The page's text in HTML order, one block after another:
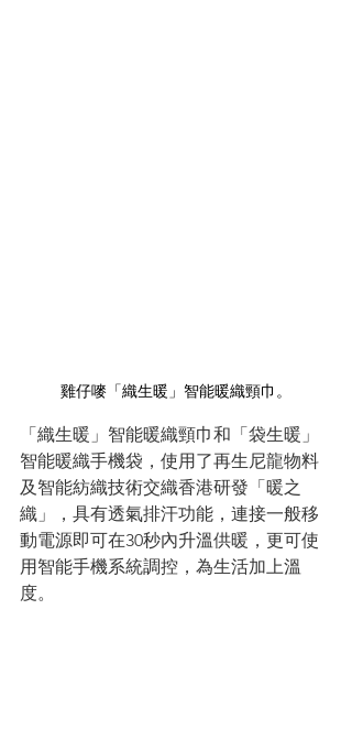
雞仔嘜「織生暖」智能暖織頸巾。
「織生暖」智能暖織頸巾和「袋生暖」
智能暖織手機袋，使用了再生尼龍物料
及智能紡織技術交織香港研發「暖之
織」，具有透氣排汗功能，連接一般移
動電源即可在30秒內升溫供暖，更可使
用智能手機系統調控，為生活加上溫
度。